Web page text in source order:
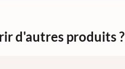
d'autres produits ?